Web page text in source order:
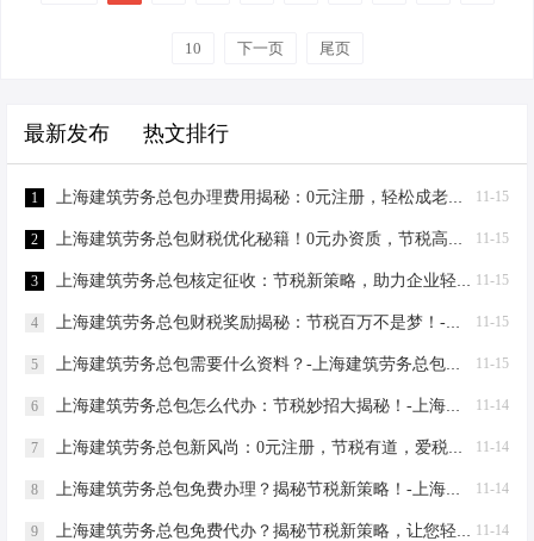
工商户核定征收：无需缴纳企业所得
是10万元。 有限公司：需先…
就来扒一扒。 工商注册，听起来简
合同、章程协议一堆材料，跑去工商
局排队。排到了，人家一看，哎，这
材料还缺点儿啥，又得灰溜溜跑回来
营业执照算是到手了，但这只是万里
长征第一步啊！ 接下来是税务登记，
税种，申请发票。这一关过了，你才
能合法合规地开发票，收…
10 下一页 尾页
最新发布 热文排行
11-15
1 上海建筑劳务总包办理费用揭秘：0元注册，轻松成老板！-上海建筑劳务总包办理费用
11-15
2 上海建筑劳务总包财税优化秘籍！0元办资质，节税高达80%-上海建筑劳务总包财税优化
11-15
3 上海建筑劳务总包核定征收：节税新策略，助力企业轻装上阵！-上海建筑劳务总包核定征收
11-15
4 上海建筑劳务总包财税奖励揭秘：节税百万不是梦！-上海建筑劳务总包财税奖励
11-15
5 上海建筑劳务总包需要什么资料？-上海建筑劳务总包需要什么资料
11-14
6 上海建筑劳务总包怎么代办：节税妙招大揭秘！-上海建筑劳务总包怎么代办
11-14
7 上海建筑劳务总包新风尚：0元注册，节税有道，爱税宝助力企业轻装上阵！-上海建筑劳务总包需要到场吗？
11-14
8 上海建筑劳务总包免费办理？揭秘节税新策略！-上海建筑劳务总包免费办理吗？
11-14
9 上海建筑劳务总包免费代办？揭秘节税新策略，让您轻松成老板！-上海建筑劳务总包免费代办吗？